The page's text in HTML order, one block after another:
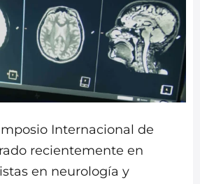
Internacional de
recientemente en
en neurología y